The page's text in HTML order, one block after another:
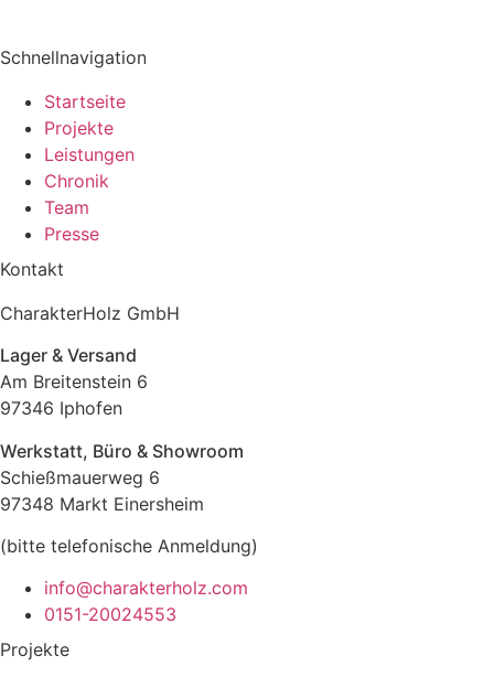
Schnellnavigation
Startseite
Projekte
Leistungen
Chronik
Team
Presse
Kontakt
CharakterHolz GmbH
Lager & Versand
Am Breitenstein 6
97346 Iphofen
Werkstatt, Büro & Showroom
Schießmauerweg 6
97348 Markt Einersheim
(bitte telefonische Anmeldung)
info@charakterholz.com
0151-20024553
Projekte